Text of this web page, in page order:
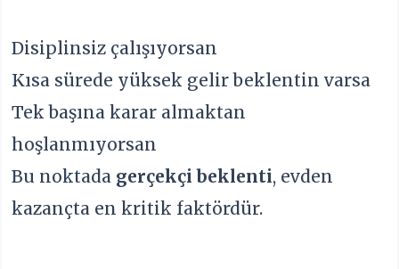
Disiplinsiz çalışıyorsan
Kısa sürede yüksek gelir beklentin varsa
Tek başına karar almaktan
hoşlanmıyorsan
Bu noktada gerçekçi beklenti, evden
kazançta en kritik faktördür.